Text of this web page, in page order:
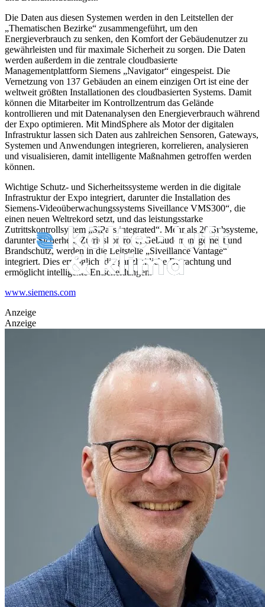
Die Daten aus diesen Systemen werden in den Leitstellen der
„Thematischen Bezirke“ zusammengeführt, um den
Energieverbrauch zu senken, den Komfort der Gebäudenutzer zu
gewährleisten und für maximale Sicherheit zu sorgen. Die Daten
werden außerdem in die zentrale cloudbasierte
Managementplattform Siemens „Navigator“ eingespeist. Die
Vernetzung von 137 Gebäuden an einem einzigen Ort ist eine der
weltweit größten Installationen des cloudbasierten Systems. Damit
können die Mitarbeiter im Kontrollzentrum das Gelände
kontrollieren und mit Datenanalysen den Energieverbrauch während
der Expo optimieren. Mit MindSphere als Motor der digitalen
Infrastruktur lassen sich Daten aus zahlreichen Sensoren, Gateways,
Systemen und Anwendungen integrieren, korrelieren, analysieren
und visualisieren, damit intelligente Maßnahmen getroffen werden
können.
Wichtige Schutz- und Sicherheitssysteme werden in die digitale
Infrastruktur der Expo integriert, darunter die Installation des
Siemens-Videoüberwachungssystems Siveillance VMS300“, die
einen neuen Weltrekord setzt, und das leistungsstarke
Zutrittskontrollsystem „SiPass integrated“. Mehr als 20 Subsysteme,
darunter Sicherheit, Zutrittskontrolle, Gebäudemanagement und
Brandschutz, werden in die Leitstelle „Siveillance Vantage“
integriert. Dies ermöglicht die ganzheitliche Betrachtung und
ermöglicht intelligente Entscheidungen.
www.siemens.com
Anzeige
Anzeige